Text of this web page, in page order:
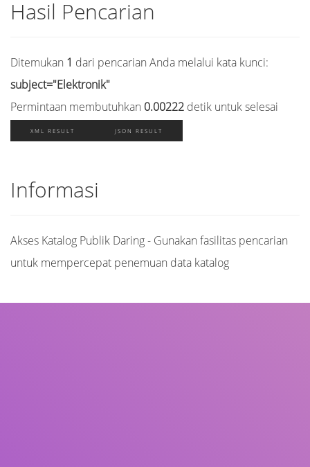
Hasil Pencarian
Ditemukan 1 dari pencarian Anda melalui kata kunci:
subject="Elektronik"
Permintaan membutuhkan 0.00222 detik untuk selesai
XML RESULT JSON RESULT
Informasi
Akses Katalog Publik Daring - Gunakan fasilitas pencarian
untuk mempercepat penemuan data katalog